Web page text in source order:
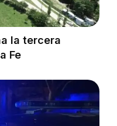
la tercera
Fe